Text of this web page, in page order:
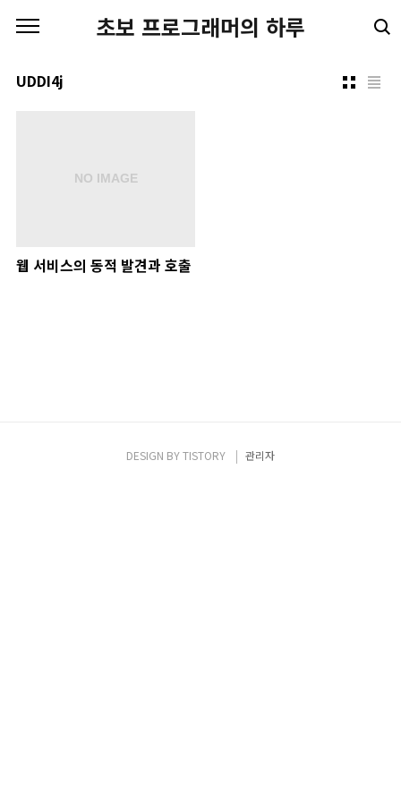
초보 프로그래머의 하루
UDDI4j
웹 서비스의 동적 발견과 호출
DESIGN BYTISTORY 관리자